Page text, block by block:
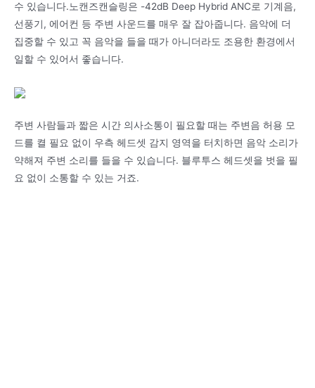
수 있습니다.노캔즈캔슬링은 -42dB Deep Hybrid ANC로 기계음,
선풍기, 에어컨 등 주변 사운드를 매우 잘 잡아줍니다. 음악에 더
집중할 수 있고 꼭 음악을 들을 때가 아니더라도 조용한 환경에서
일할 수 있어서 좋습니다.
주변 사람들과 짧은 시간 의사소통이 필요할 때는 주변음 허용 모
드를 켤 필요 없이 우측 헤드셋 감지 영역을 터치하면 음악 소리가
약해져 주변 소리를 들을 수 있습니다. 블루투스 헤드셋을 벗을 필
요 없이 소통할 수 있는 거죠.